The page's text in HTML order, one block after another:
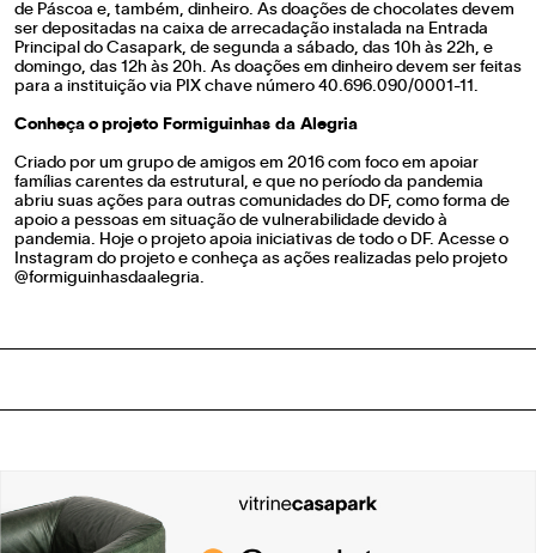
de Páscoa e, também, dinheiro. As doações de chocolates devem
ser depositadas na caixa de arrecadação instalada na Entrada
Principal do Casapark, de segunda a sábado, das 10h às 22h, e
domingo, das 12h às 20h. As doações em dinheiro devem ser feitas
para a instituição via PIX chave número 40.696.090/0001-11.
Conheça o projeto Formiguinhas da Alegria
Criado por um grupo de amigos em 2016 com foco em apoiar
famílias carentes da estrutural, e que no período da pandemia
abriu suas ações para outras comunidades do DF, como forma de
apoio a pessoas em situação de vulnerabilidade devido à
pandemia. Hoje o projeto apoia iniciativas de todo o DF. Acesse o
Instagram do projeto e conheça as ações realizadas pelo projeto
@formiguinhasdaalegria.